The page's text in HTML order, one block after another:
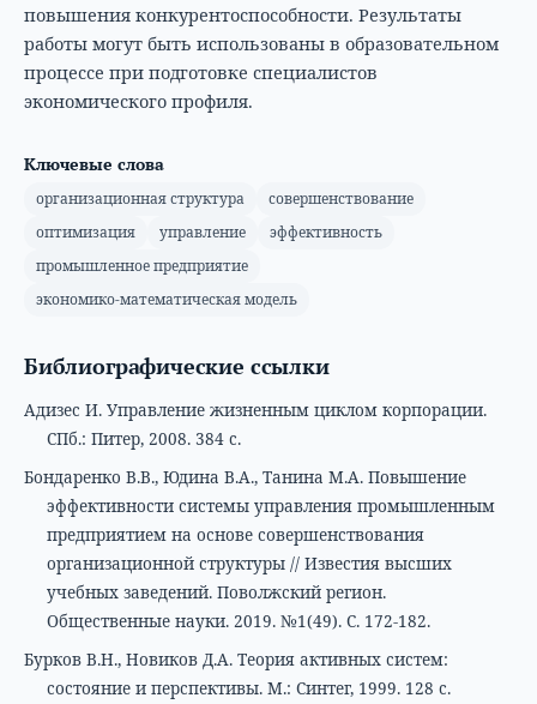
повышения конкурентоспособности. Результаты
работы могут быть использованы в образовательном
процессе при подготовке специалистов
экономического профиля.
Ключевые слова
организационная структура
совершенствование
оптимизация
управление
эффективность
промышленное предприятие
экономико-математическая модель
Библиографические ссылки
Адизес И. Управление жизненным циклом корпорации.
СПб.: Питер, 2008. 384 с.
Бондаренко В.В., Юдина В.А., Танина М.А. Повышение
эффективности системы управления промышленным
предприятием на основе совершенствования
организационной структуры // Известия высших
учебных заведений. Поволжский регион.
Общественные науки. 2019. №1(49). С. 172-182.
Бурков В.Н., Новиков Д.А. Теория активных систем:
состояние и перспективы. М.: Синтег, 1999. 128 с.